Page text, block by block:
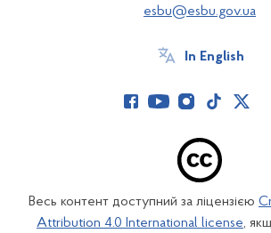
esbu@esbu.gov.ua
In English
Весь контент доступний за ліцензією
Attribution 4.0 International license,